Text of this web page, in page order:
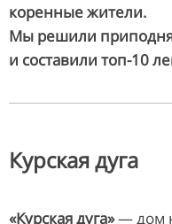
коренные жители.
Мы решили
и составили топ-10
Курская дуга
«Курская дуга»— дом